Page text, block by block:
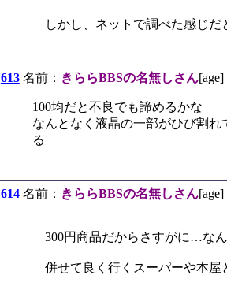
しかし、ネットで調べた感じだ
613名前： きららBBSの名無しさん[age]
100均だと不良でも諦めるかな
なんとなく液晶の一部がひび割
る
614名前： きららBBSの名無しさん[age]
300円商品だからさすがに…なん
併せて良く行くスーパーや本屋